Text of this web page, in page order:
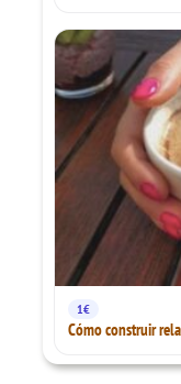
1€
Cómo construir